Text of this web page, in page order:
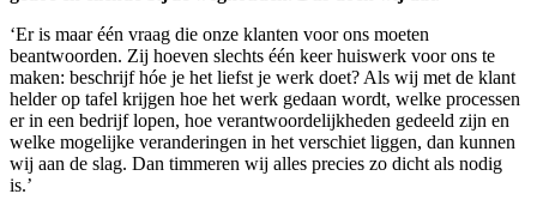
‘Er is maar één vraag die onze klanten voor ons moeten
beantwoorden. Zij hoeven slechts één keer huiswerk voor ons te
maken: beschrijf hóe je het liefst je werk doet? Als wij met de klant
helder op tafel krijgen hoe het werk gedaan wordt, welke processen
er in een bedrijf lopen, hoe verantwoordelijkheden gedeeld zijn en
welke mogelijke veranderingen in het verschiet liggen, dan kunnen
wij aan de slag. Dan timmeren wij alles precies zo dicht als nodig
is.’